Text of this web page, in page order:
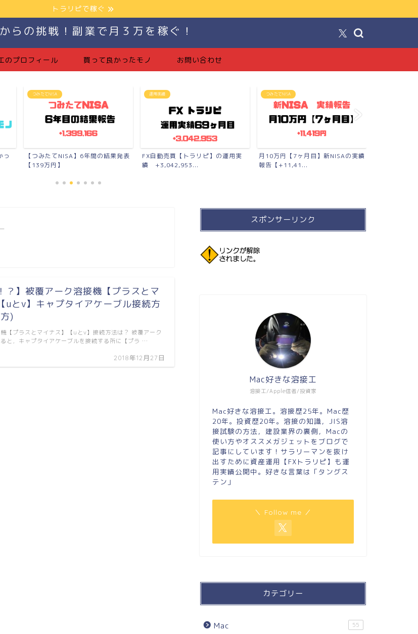
トラリピで稼ぐ
らの挑戦！副業で月３万を稼ぐ！
のプロフィール 買って良かったモノ お問い合わせ
の結果発表
運用実績
FX自動売買【トラリピ】の運用実
績 +3,042,953...
月10万円【7ヶ月目】新NISAの実績
報告【+11,41...
FX投資【トラリピ】
【完全版】トラリピの始め方【準備
品〜口座開設〜勉強法まで...
？】被覆アーク溶接機【プラスとマ
uとv】キャプタイアケーブル接続方
)
2018年12月27日
【プラスとマイナス】【uとv】接続方法は？ 被覆アーク
と，キャプタイアケーブルを接続する所に【プラ …
スポンサーリンク
溶接工/Apple信者/投資家
Mac好きな溶接工
Mac好きな溶接工。溶接歴25年。Mac歴
20年。投資歴20年。溶接の知識，JIS溶
接試験の方法，建設業界の裏側，Macの
使い方やオススメガジェットをブログで
記事にしています！サラリーマンを抜け
出すために資産運用【FXトラリピ】も運
用実績公開中。好きな言葉は「タングス
テン」
＼ Follow me ／
カテゴリー
Mac 55